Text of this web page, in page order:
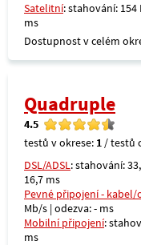
Satelitní: stahování: 154
ms
Dostupnost v celém
Quadruple
4.5
testů v okrese: 1 / testů
DSL/ADSL: stahování:
16,7 ms
Pevné připojení -
Mb/s | odezva: - ms
Mobilní připojení:
ms